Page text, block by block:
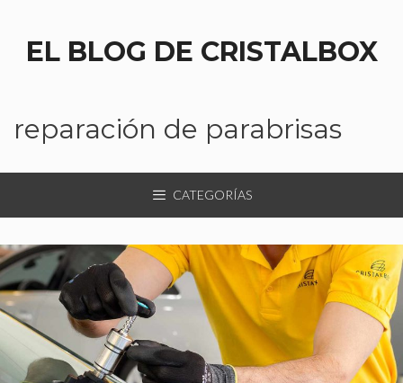
EL BLOG DE CRISTALBOX
reparación de parabrisas
CATEGORÍAS